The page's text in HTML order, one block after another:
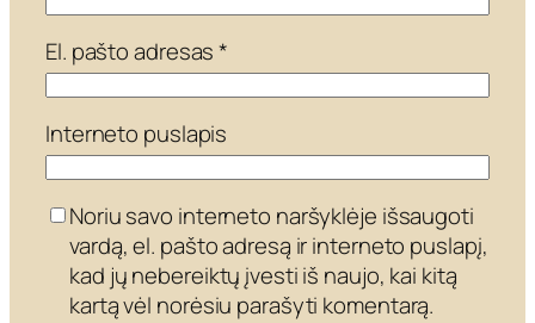
El. pašto adresas*
Interneto puslapis
Noriu savo interneto naršyklėje išsaugoti
vardą, el. pašto adresą ir interneto puslapį,
kad jų nebereiktų įvesti iš naujo, kai kitą
kartą vėl norėsiu parašyti komentarą.